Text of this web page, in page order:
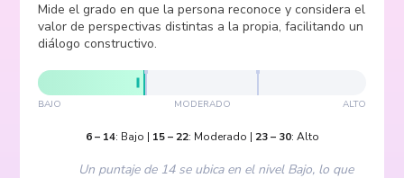
Mide el grado en que la persona reconoce y considera el
valor de perspectivas distintas a la propia, facilitando un
diálogo constructivo.
BAJO MODERADO ALTO
6– 14: Bajo | 15– 22: Moderado | 23– 30: Alto
Un puntaje de 14 se ubica en el nivel Bajo, lo que